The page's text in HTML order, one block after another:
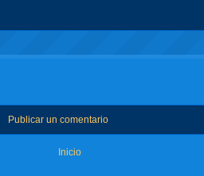
Publicar un comentario
Inicio